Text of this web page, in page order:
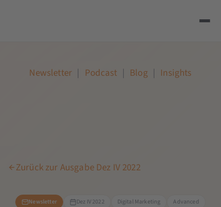
Newsletter | Podcast | Blog | Insights
Zurück zur Ausgabe Dez IV 2022
Newsletter Dez IV 2022 Digital Marketing Advanced